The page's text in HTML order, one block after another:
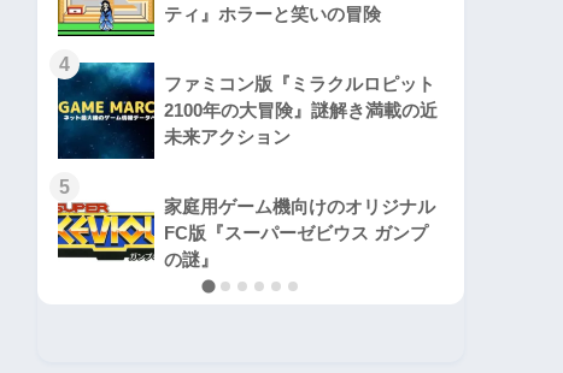
ティ』ホラーと笑いの冒険
4
ファミコン版『ミラクルロピット
2100年の大冒険』謎解き満載の近
未来アクション
5
家庭用ゲーム機向けのオリジナル
FC版『スーパーゼビウス ガンプ
の謎』